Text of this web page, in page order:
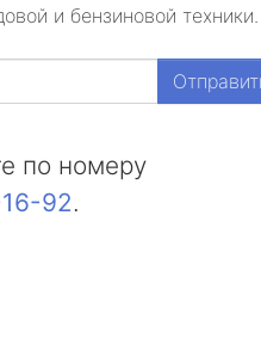
и бензиновой техники.
по номеру
92.